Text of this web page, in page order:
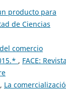
producto para
de Ciencias
comercio
, FACE:
La